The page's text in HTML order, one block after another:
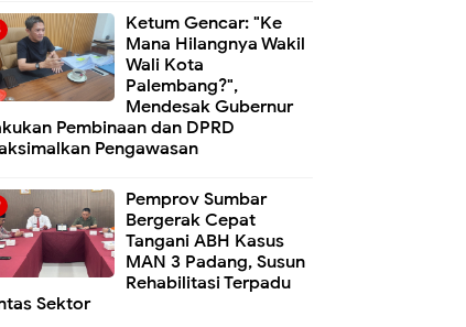
Ketum Gencar: "Ke
Mana Hilangnya Wakil
Wali Kota
Palembang?",
Mendesak Gubernur
Pembinaan dan DPRD
Pengawasan
Pemprov Sumbar
Bergerak Cepat
Tangani ABH Kasus
MAN 3 Padang, Susun
Rehabilitasi Terpadu
Sektor